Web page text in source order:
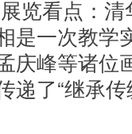
是一次教学
庆峰等诸位
递了“继承